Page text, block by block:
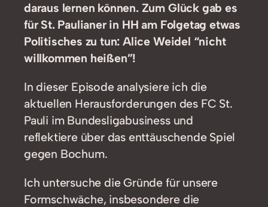
daraus lernen können. Zum Glück gab es
für St. Paulianer in HH am Folgetag etwas
Politisches zu tun: Alice Weidel “nicht
willkommen heißen”!
In dieser Episode analysiere ich die
aktuellen Herausforderungen des FC St.
Pauli im Bundesligabusiness und
reflektiere über das enttäuschende Spiel
gegen Bochum.
Ich untersuche die Gründe für unsere
Formschwäche, insbesondere die